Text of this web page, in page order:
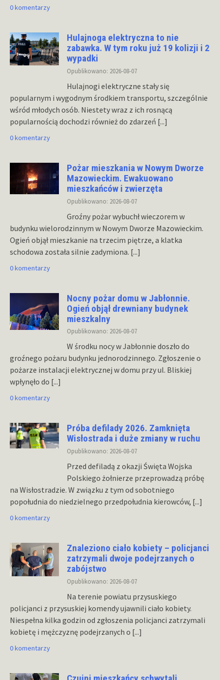
0 komentarzy
Hulajnoga elektryczna to nie
zabawka. W tym roku już 19 kolizji i 2
wypadki
Opublikowano: 2026-08-07
Hulajnogi elektryczne stały się
popularnym i wygodnym środkiem transportu, szczególnie
wśród młodych osób. Niestety wraz z ich rosnącą
popularnością dochodzi również do zdarzeń [...]
0 komentarzy
Pożar mieszkania w Nowym Dworze
Mazowieckim. Ewakuowano
mieszkańców i zwierzęta
Opublikowano: 2026-08-07
Groźny pożar wybuchł wieczorem w
budynku wielorodzinnym w Nowym Dworze Mazowieckim.
Ogień objął mieszkanie na trzecim piętrze, a klatka
schodowa została silnie zadymiona. [...]
0 komentarzy
Nocny pożar domu w Jabłonnie.
Ogień objął drewniany budynek
mieszkalny
Opublikowano: 2026-08-07
W środku nocy w Jabłonnie doszło do
groźnego pożaru budynku jednorodzinnego. Zgłoszenie o
pożarze instalacji elektrycznej w domu przy ul. Bliskiej
wpłynęło do [...]
0 komentarzy
Próba defilady 2026. Zamknięta
Wisłostrada i duże zmiany w ruchu
Opublikowano: 2026-08-07
Przed defiladą z okazji Święta Wojska
Polskiego żołnierze przeprowadzą próbę
na Wisłostradzie. W związku z tym od sobotniego
popołudnia do niedzielnego przedpołudnia kierowców, [...]
0 komentarzy
Znaleziono ciało kobiety – policjanci
zatrzymali dwoje podejrzanych o
zabójstwo
Opublikowano: 2026-08-07
Na terenie powiatu przysuskiego
policjanci z przysuskiej komendy ujawnili ciało kobiety.
Niespełna kilka godzin od zgłoszenia policjanci zatrzymali
kobietę i mężczyznę podejrzanych o [...]
0 komentarzy